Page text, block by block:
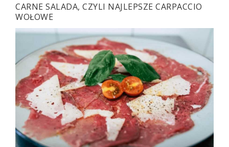
CARNE SALADA, CZYLI NAJLEPSZE CARPACCIO
WOŁOWE